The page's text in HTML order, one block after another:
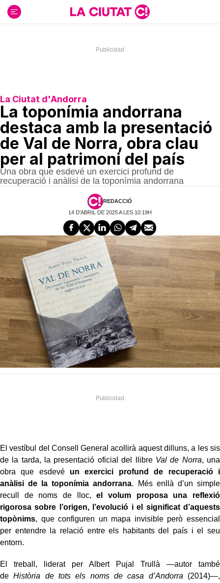
contenido
La Ciutat d'Andorra
La toponímia andorrana
destaca amb la presentació
de Val de Norra, obra clau
per al patrimoni del país
Una obra que esdevé un exercici profund de
recuperació i anàlisi de la toponímia andorrana
REDACCIÓ
14 D'ABRIL DE 2025 A LES 10:19H
El vestíbul del Consell General acollirà aquest dilluns, a les sis
de la tarda, la presentació oficial del llibre Val de Norra, una
obra que esdevéun exercici profund de recuperació i
anàlisi de la toponímia andorrana. Més enllà d’un simple
recull de noms de lloc, el volum proposa una reflexió
rigorosa sobre l’origen, l’evolució i el significat d’aquests
topònims, que configuren un mapa invisible però essencial
per entendre la relació entre els habitants del país i el seu
entorn.
El treball, liderat per Albert Pujal Trullà —autor també
deHistòria de tots els noms de casa d’Andorra (2014)—,